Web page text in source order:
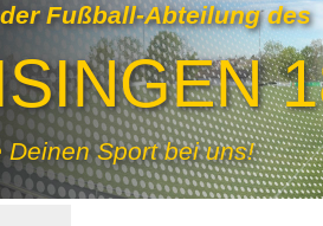
Fußball-Abteilung des
Sport bei uns!